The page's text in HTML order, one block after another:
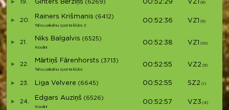
19. Ginters Bērziņš (6269) 00:52:29 VZ1 (8)
20.
Rainers Krišmanis (6412)
Talsu pakalnu sporta klubs 2
00:52:36 VZ1 (9)
21.
Niks Balgalvis (6525)
Kocēni
00:52:38 VZ1 (10)
22.
Mārtiņš Fārenhorsts (3713)
Talsu pakalnu sporta klubs
00:52:55 VZ2 (9)
23. Liga Velvere (6645) 00:52:55 SZ2 (1) S1
24.
Edgars Auziņš (6526)
Kocēni
00:52:57 VZ3 (4)